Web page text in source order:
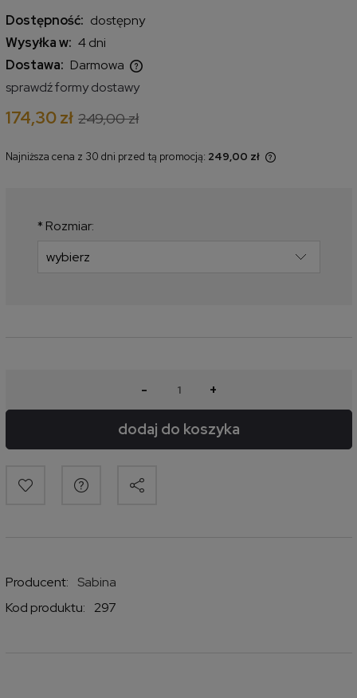
Dostępność: dostępny
Wysyłka w: 4 dni
Dostawa: Darmowa
Cena nie zawiera ewentualnych kosztów płatności
sprawdź formy dostawy
174,30 zł 249,00 zł
Najniższa cena z 30 dni przed tą promocją: 249,00 zł
* Rozmiar:
- +
dodaj do koszyka
Producent:
Sabina
Kod produktu:
297